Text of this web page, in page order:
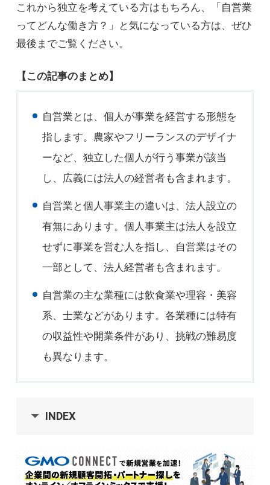
これから独立を考えている方はもちろん、「自営業
ってどんな働き方？」と気になっている方は、ぜひ
最後までご覧ください。
【この記事のまとめ】
自営業とは、個人が事業を経営する形態を
指します。農家やフリーランスのデザイナ
ーなど、独立した個人が行う事業が該当
し、広義には法人の経営者も含まれます。
自営業と個人事業主の違いは、法人設立の
有無にあります。個人事業主は法人を設立
せずに事業を営む人を指し、自営業はその
一部として、法人経営者も含まれます。
自営業の主な業種には飲食業や理容・美容
系、士業などがあります。各業種には特有
の収益性や開業条件があり、挑戦の難易度
も異なります。
INDEX